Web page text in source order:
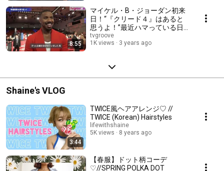
8:55
マイケル・B・ジョーダン初来
日！“『クリード４』はあると
思うよ！”最近ハマっている日
本のアニメとは…？『クリード
過去の逆襲』プレミアイベント
tvgroove
1K views
3 years ago
Shaine's VLOG
3:44
TWICE風ヘアアレンジ♡ //
TWICE (Korean) Hairstyles
lifewithshaine
5K views
8 years ago
【春服】ドット柄コーデ
♡//SPRING POLKA DOT